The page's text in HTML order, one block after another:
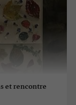
et rencontre